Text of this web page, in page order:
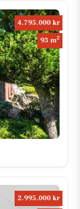
4.795.000 kr
93 m2
2.995.000 kr